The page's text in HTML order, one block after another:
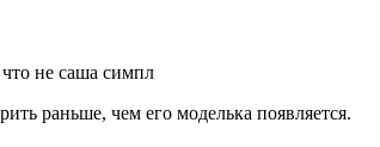
не саша симпл
раньше, чем его моделька появляется.